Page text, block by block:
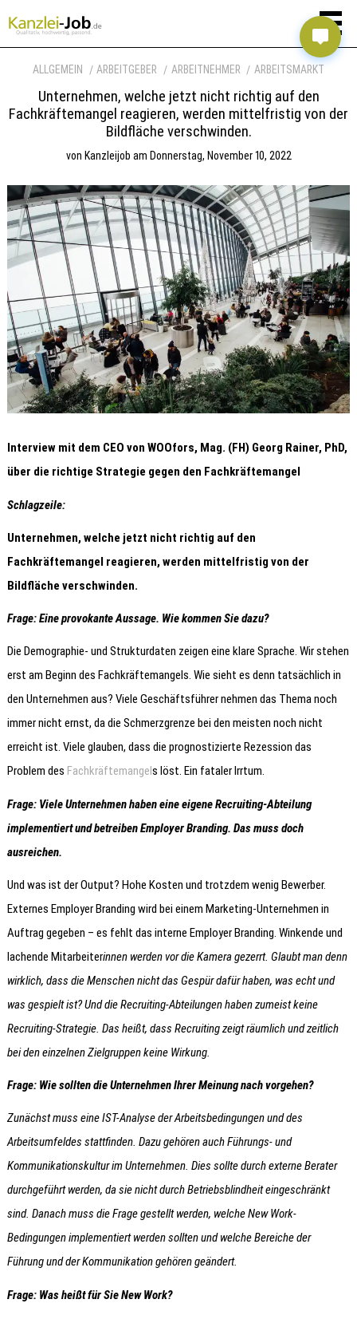
ALLGEMEIN ARBEITGEBER ARBEITNEHMER ARBEITSMARKT
Unternehmen, welche jetzt nicht richtig auf den
Fachkräftemangel reagieren, werden mittelfristig von der
Bildfläche verschwinden.
von Kanzleijob am Donnerstag, November 10, 2022
Interview mit dem CEO von WOOfors, Mag. (FH) Georg Rainer, PhD,
über die richtige Strategie gegen den Fachkräftemangel
Schlagzeile:
Unternehmen, welche jetzt nicht richtig auf den
Fachkräftemangel reagieren, werden mittelfristig von der
Bildfläche verschwinden.
Frage: Eine provokante Aussage. Wie kommen Sie dazu?
Die Demographie- und Strukturdaten zeigen eine klare Sprache. Wir stehen
erst am Beginn des Fachkräftemangels. Wie sieht es denn tatsächlich in
den Unternehmen aus? Viele Geschäftsführer nehmen das Thema noch
immer nicht ernst, da die Schmerzgrenze bei den meisten noch nicht
erreicht ist. Viele glauben, dass die prognostizierte Rezession das
Problem des Fachkräftemangels löst. Ein fataler Irrtum.
Frage: Viele Unternehmen haben eine eigene Recruiting-Abteilung
implementiert und betreiben Employer Branding. Das muss doch
ausreichen.
Und was ist der Output? Hohe Kosten und trotzdem wenig Bewerber.
Externes Employer Branding wird bei einem Marketing-Unternehmen in
Auftrag gegeben – es fehlt das interne Employer Branding. Winkende und
lachende Mitarbeiterinnen werden vor die Kamera gezerrt. Glaubt man denn
wirklich, dass die Menschen nicht das Gespür dafür haben, was echt und
was gespielt ist? Und die Recruiting-Abteilungen haben zumeist keine
Recruiting-Strategie. Das heißt, dass Recruiting zeigt räumlich und zeitlich
bei den einzelnen Zielgruppen keine Wirkung.
Frage: Wie sollten die Unternehmen Ihrer Meinung nach vorgehen?
Zunächst muss eine IST-Analyse der Arbeitsbedingungen und des
Arbeitsumfeldes stattfinden. Dazu gehören auch Führungs- und
Kommunikationskultur im Unternehmen. Dies sollte durch externe Berater
durchgeführt werden, da sie nicht durch Betriebsblindheit eingeschränkt
sind. Danach muss die Frage gestellt werden, welche New Work-
Bedingungen implementiert werden sollten und welche Bereiche der
Führung und der Kommunikation gehören geändert.
Frage: Was heißt für Sie New Work?